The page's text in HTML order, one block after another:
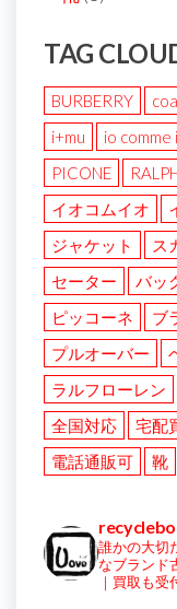
TAG
BURBERRY
i+mu
io comme
PICONE
イオコムイオ
ジャケット
ス
セーター
バッ
ピッコーネ
ブ
プルオーバー
ラルフローレン
全国対応
宅配
電話通販可
靴
誰かの大切
なブランド
｜買取も受